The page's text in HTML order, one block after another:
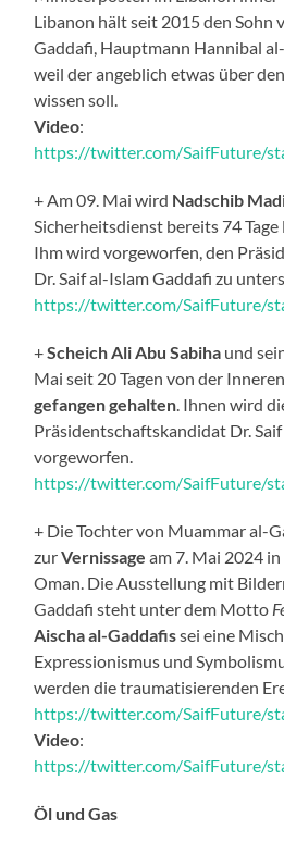
Libanon hält seit 2015 den Sohn
Gaddafi, Hauptmann Hannibal
weil der angeblich etwas über
wissen soll.
Video:
https://twitter.com/SaifFuture/
+ Am 09. Mai wird Nadschib
Sicherheitsdienst bereits 74 Tage
Ihm wird vorgeworfen, den
Dr. Saif al-Islam Gaddafi zu
https://twitter.com/SaifFuture/
+Scheich Ali Abu Sabiha und
Mai seit 20 Tagen von der
gefangen gehalten . Ihnen wird
Präsidentschaftskandidat Dr.
vorgeworfen.
https://twitter.com/SaifFuture/
+ Die Tochter von Muammar al-
zurVernissage am 7. Mai 2024 in
Oman. Die Ausstellung mit
Gaddafi steht unter dem Motto
Aischa al-Gaddafissei eine
Expressionismus und
werden die traumatisierenden
https://twitter.com/SaifFuture/
Video:
https://twitter.com/SaifFuture/
Öl und Gas